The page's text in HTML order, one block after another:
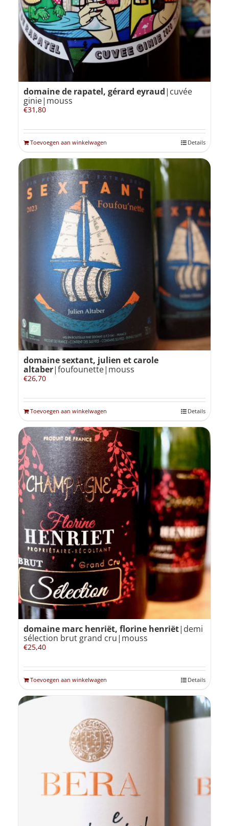
domaine de rapatel, gérard eyraud|cuvée
ginie|mouss
€31,80
Toevoegen aan winkelwagen Details
domaine sextant, julien et carole
altaber|foufounette|mouss
€26,70
Toevoegen aan winkelwagen Details
domaine marc henriët, florine henriët|demi
sélection brut grand cru|mouss
€25,40
Toevoegen aan winkelwagen Details